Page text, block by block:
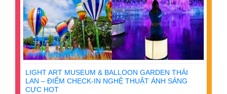
LIGHT ART MUSEUM & BALLOON GARDEN THÁI
LAN – ĐIỂM CHECK-IN NGHỆ THUẬT ÁNH SÁNG
CỰC HOT